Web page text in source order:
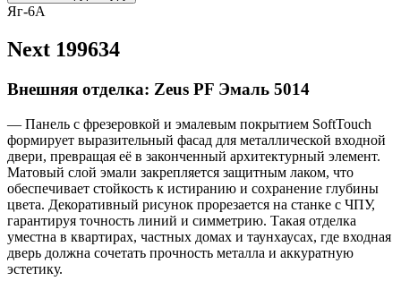
Яг-6А
Next 199634
Внешняя отделка: Zeus PF Эмаль 5014
— Панель с фрезеровкой и эмалевым покрытием SoftTouch
формирует выразительный фасад для металлической входной
двери, превращая её в законченный архитектурный элемент.
Матовый слой эмали закрепляется защитным лаком, что
обеспечивает стойкость к истиранию и сохранение глубины
цвета. Декоративный рисунок прорезается на станке с ЧПУ,
гарантируя точность линий и симметрию. Такая отделка
уместна в квартирах, частных домах и таунхаусах, где входная
дверь должна сочетать прочность металла и аккуратную
эстетику.